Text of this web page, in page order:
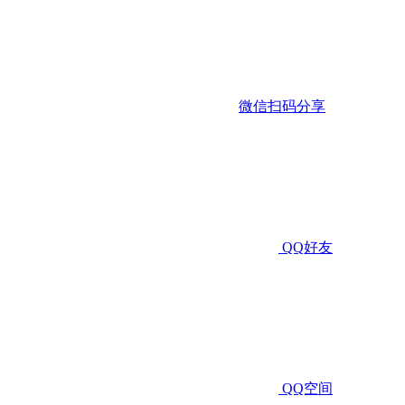
微信扫码分享
QQ好友
QQ空间